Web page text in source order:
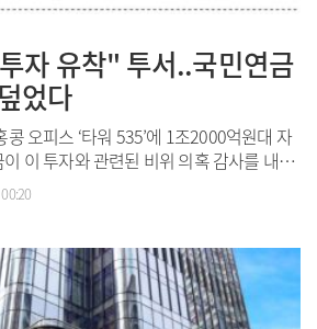
자 유착" 투서..국민연금
었다
오피스 ‘타워 535’에 1조2000억원대 자
이 투자와 관련된 비위 의혹 감사를 내부
러 종결 처리한 것으로 드러났다. 부실자
을 추가 투입해 홍콩 사모투자자들의 손실